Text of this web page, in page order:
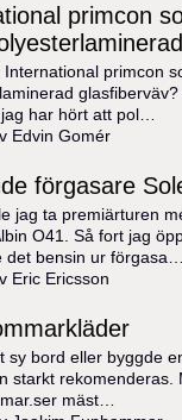
primcon
International primcon
har hört att pol…
Edvin Gomér
förgasare
jag ta premiärturen
O41. Så fort jag
det bensin ur förgasa…
Eric Ericsson
sy bord eller byggde
starkt rekomenderas.
mäst…